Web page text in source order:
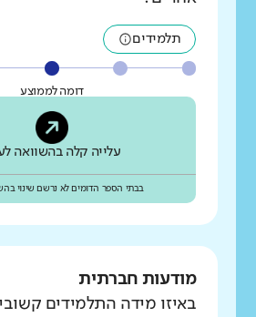
תלמידים
דומה לממוצע
עלייה קלה בהשוואה
בבתי הספר הדומים לא נרשם שינוי
מודעות חברתית
באיזו מידה התלמידים